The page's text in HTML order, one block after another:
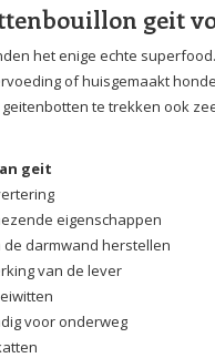
geit
het enige echte
of huisgemaakt
te trekken ook
geit
eigenschappen
de darmwand herstellen
van de lever
voor onderweg